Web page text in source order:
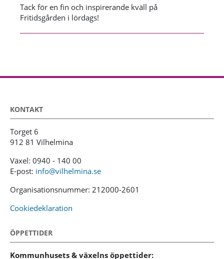
Tack för en fin och inspirerande kväll på
Fritidsgården i lördags!
KONTAKT
Torget 6
912 81 Vilhelmina
Växel: 0940 - 140 00
E-post: info@vilhelmina.se
Organisationsnummer: 212000-2601
Cookiedeklaration
ÖPPETTIDER
Kommunhusets & växelns öppettider: